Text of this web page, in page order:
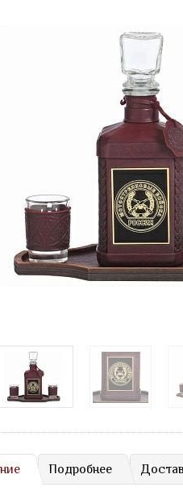
Подробнее